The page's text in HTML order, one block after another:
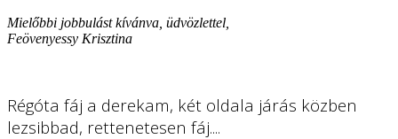
Mielőbbi jobbulást kívánva, üdvözlettel,
Feövenyessy Krisztina
Régóta fáj a derekam, két oldala járás közben
lezsibbad, rettenetesen fáj....